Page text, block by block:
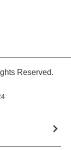
Reserved.